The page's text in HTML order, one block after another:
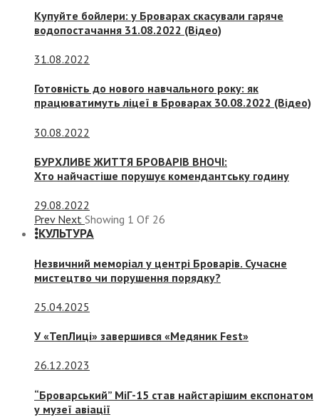
Купуйте бойлери: у Броварах скасували гаряче
водопостачання 31.08.2022 (Відео)
31.08.2022
Готовність до нового навчального року: як
працюватимуть ліцеї в Броварах 30.08.2022 (Відео)
30.08.2022
БУРХЛИВЕ ЖИТТЯ БРОВАРІВ ВНОЧІ:
Хто найчастіше порушує комендантську годину
29.08.2022
Prev Next Showing 1 Of 26
КУЛЬТУРА
Незвичний меморіал у центрі Броварів. Сучасне
мистецтво чи порушення порядку?
25.04.2025
У «ТепЛиці» завершився «Медяник Fest»
26.12.2023
“Броварський” МіГ-15 став найстарішим експонатом
у музеї авіації